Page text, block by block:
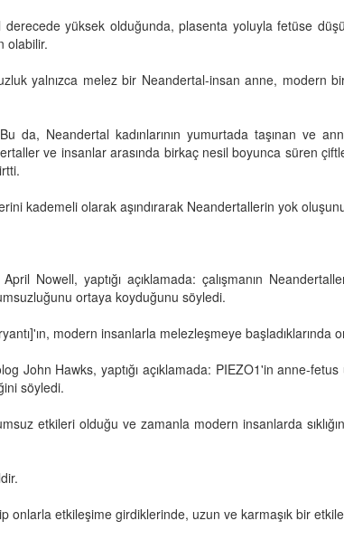
yüksek olduğunda, plasenta yoluyla fetüse
olabilir.
yalnızca melez bir Neandertal-insan anne,
da, Neandertal kadınlarının yumurtada taşınan ve
ve insanlar arasında birkaç nesil boyunca süren
kademeli olarak aşındırarak Neandertallerin yok oluşunu
Nowell, yaptığı açıklamada: çalışmanın
ortaya koyduğunu söyledi.
modern insanlarla melezleşmeye başladıklarında
John Hawks, yaptığı açıklamada: PIEZO1'in anne-
söyledi.
etkileri olduğu ve zamanla modern insanlarda
onlarla etkileşime girdiklerinde, uzun ve karmaşık bir